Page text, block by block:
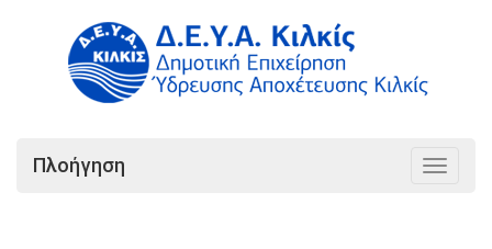
Toggle
Πλοήγηση